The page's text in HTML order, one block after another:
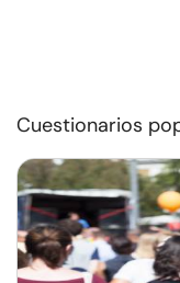
Cuestionarios